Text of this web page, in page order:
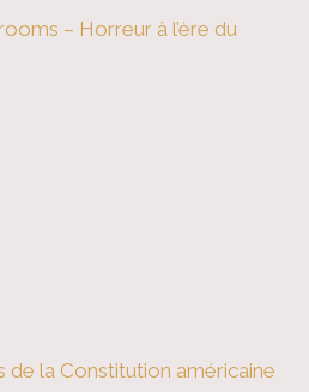
– Horreur à l’ère du
de la Constitution américaine